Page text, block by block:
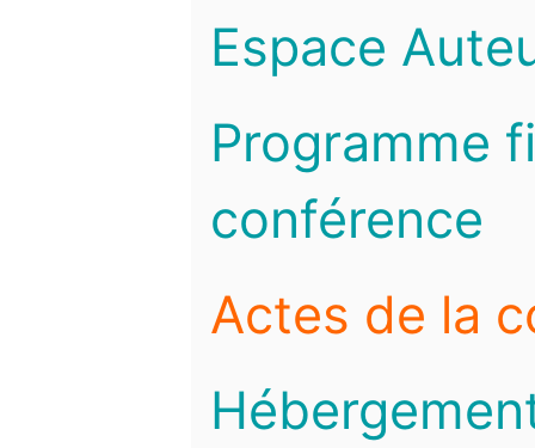
Espace
Programme
conférence
Actes de la